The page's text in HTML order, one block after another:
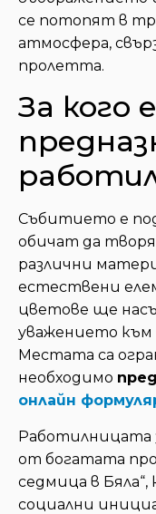
се потопят в
атмосфера,
пролетта.
За кого е
Събитието е
обичат да
различни
естествени
цветове ще
уважението към
Местата са
необходимо
онлайн
Работилницата
от богатата
седмица в
социални